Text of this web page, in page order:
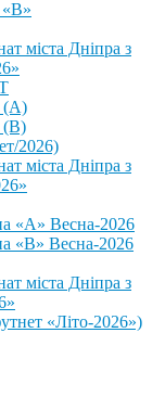
«В»
міста Дніпра з
(А)
(В)
2026)
міста Дніпра з
«А» Весна-2026
«В» Весна-2026
міста Дніпра з
«Літо-2026»)